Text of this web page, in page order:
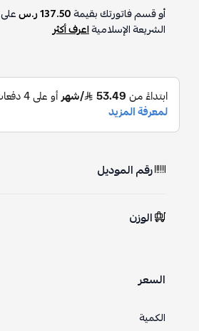
أو قسم فاتورتك بقيمة137.50 ر.س على
الشريعة الإسلاميةاعرف أكثر
رقم الموديل
الوزن
السعر
الكمية